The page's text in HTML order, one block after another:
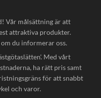
Vår målsättning är att
attraktiva produkter.
du informerar oss.
Med vårt
ha rätt pris samt
för att snabbt
och varor.